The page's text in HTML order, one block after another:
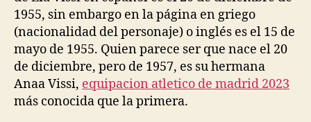
1955, sin embargo en la página en griego
(nacionalidad del personaje) o inglés es el 15 de
mayo de 1955. Quien parece ser que nace el 20
de diciembre, pero de 1957, es su hermana
Anaa Vissi, equipacion atletico de madrid 2023
más conocida que la primera.